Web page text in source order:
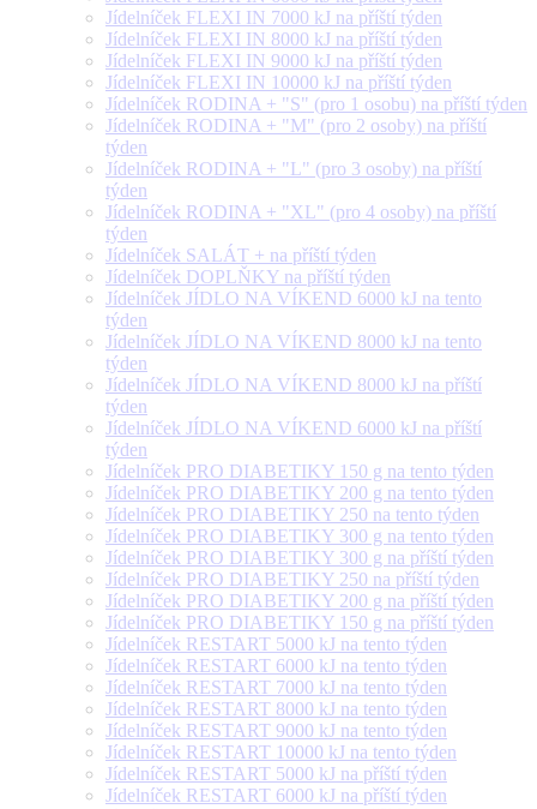
Jídelníček FLEXI IN 7000 kJ na příští týden
Jídelníček FLEXI IN 8000 kJ na příští týden
Jídelníček FLEXI IN 9000 kJ na příští týden
Jídelníček FLEXI IN 10000 kJ na příští týden
Jídelníček RODINA + "S" (pro 1 osobu) na příští týden
Jídelníček RODINA + "M" (pro 2 osoby) na příští
týden
Jídelníček RODINA + "L" (pro 3 osoby) na příští
týden
Jídelníček RODINA + "XL" (pro 4 osoby) na příští
týden
Jídelníček SALÁT + na příští týden
Jídelníček DOPLŇKY na příští týden
Jídelníček JÍDLO NA VÍKEND 6000 kJ na tento
týden
Jídelníček JÍDLO NA VÍKEND 8000 kJ na tento
týden
Jídelníček JÍDLO NA VÍKEND 8000 kJ na příští
týden
Jídelníček JÍDLO NA VÍKEND 6000 kJ na příští
týden
Jídelníček PRO DIABETIKY 150 g na tento týden
Jídelníček PRO DIABETIKY 200 g na tento týden
Jídelníček PRO DIABETIKY 250 na tento týden
Jídelníček PRO DIABETIKY 300 g na tento týden
Jídelníček PRO DIABETIKY 300 g na příští týden
Jídelníček PRO DIABETIKY 250 na příští týden
Jídelníček PRO DIABETIKY 200 g na příští týden
Jídelníček PRO DIABETIKY 150 g na příští týden
Jídelníček RESTART 5000 kJ na tento týden
Jídelníček RESTART 6000 kJ na tento týden
Jídelníček RESTART 7000 kJ na tento týden
Jídelníček RESTART 8000 kJ na tento týden
Jídelníček RESTART 9000 kJ na tento týden
Jídelníček RESTART 10000 kJ na tento týden
Jídelníček RESTART 5000 kJ na příští týden
Jídelníček RESTART 6000 kJ na příští týden